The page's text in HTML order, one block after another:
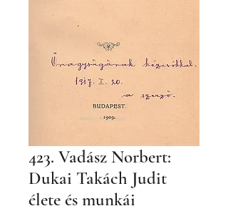
423. Vadász Norbert:
Dukai Takách Judit
élete és munkái